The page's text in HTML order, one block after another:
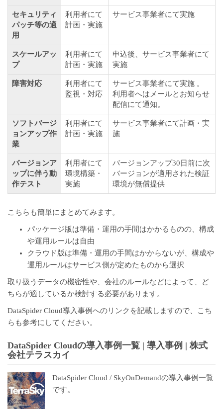
セキュリティ
パッチ等の適
用
利用者にて
計画・実施
サービス事業者にて実施
スケールアッ
プ
利用者にて
計画・実施
申込後、サービス事業者にて
実施
障害対応
利用者にて
監視・対応
サービス事業者にて実施 。
利用者へはメールとお知らせ
配信にて通知。
ソフトバージ
ョンアップ作
業
利用者にて
計画・実施
サービス事業者にて計画・実
施
バージョンア
ップに伴う動
作テスト
利用者にて
環境構築・
実施
バージョンアップ30日前に次
バージョンが適用された検証
環境が無償提供
こちらも簡単にまとめてみます。
パッケージ版は準備・運用の手間はかかるものの、構成
や運用ルールは自由
クラウド版は準備・運用の手間はかからないが、構成や
運用ルールはサービス側が定めたものから選択
取り扱うデータの機密性や、会社のルールなどによって、ど
ちらが適しているか検討する必要があります。
DataSpider Cloud導入事例へのリンクを記載しますので、こち
らも参考にしてください。
DataSpider Cloudの導入事例一覧 | 導入事例 | 株式
会社テラスカイ
DataSpider Cloud / SkyOnDemandの導入事例一覧
です。